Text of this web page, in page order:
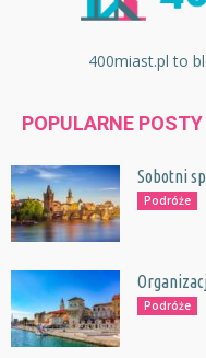
400miast.pl to
POPULARNE POSTY
Sobotni
Podróże
Podróże